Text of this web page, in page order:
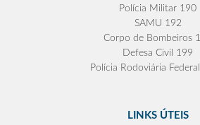
Polícia Militar 190
SAMU 192
Corpo de Bombeiros
Defesa Civil 199
Polícia Rodoviária
LINKS ÚTEIS